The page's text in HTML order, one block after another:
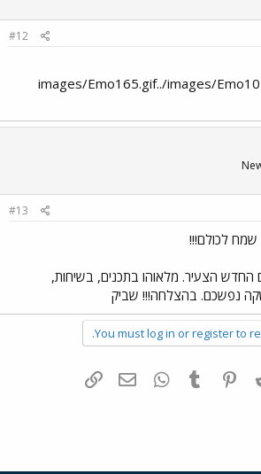
#12
#13
לכולם!!!
החדש הצעיר. מלאוהו בתכנים, בשיחות,
נפשכם. בהצלחה!!! שביק
You must log in or register to
Reddit
Pinterest
Tumblr
WhatsAppדואר אלקטרוני